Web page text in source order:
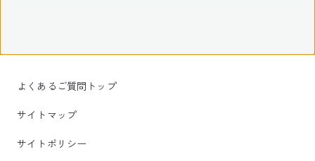
よくあるご質問トップ
サイトマップ
サイトポリシー